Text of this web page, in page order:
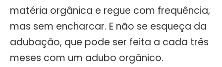
matéria orgânica e regue com frequência,
mas sem encharcar. E não se esqueça da
adubação, que pode ser feita a cada três
meses com um adubo orgânico.